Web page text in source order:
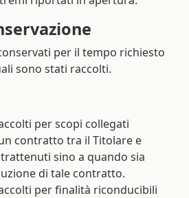
per il tempo richiesto
sono stati raccolti.
per scopi collegati
contratto tra il Titolare e
sino a quando sia
di tale contratto.
per finalità riconducibili